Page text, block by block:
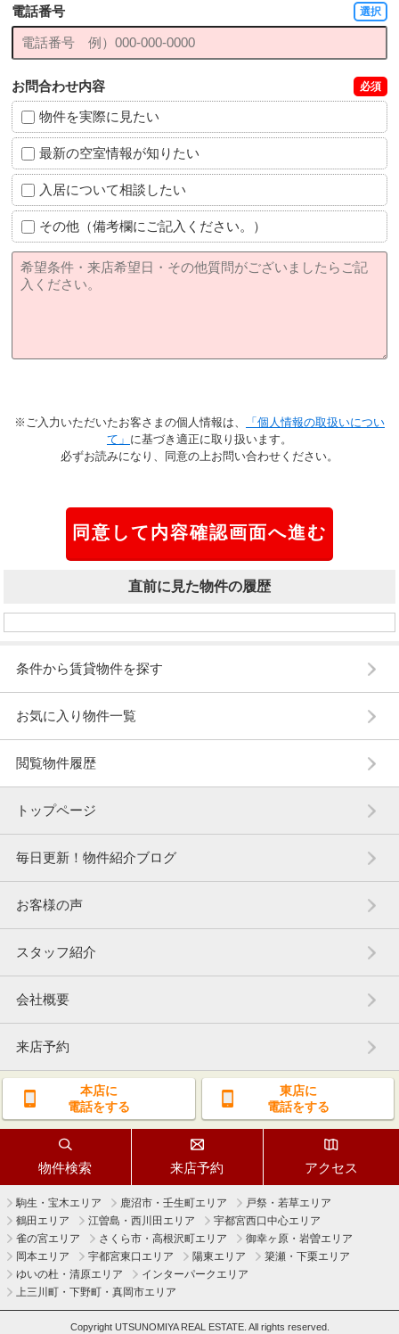
電話番号 選択
お問合わせ内容 必須
物件を実際に見たい
最新の空室情報が知りたい
入居について相談したい
その他（備考欄にご記入ください。）
※ご入力いただいたお客さまの個人情報は、
「個人情報の取扱いについ
て」 に基づき適正に取り扱います。
必ずお読みになり、同意の上お問い合わせください。
直前に見た物件の履歴
条件から賃貸物件を探す
お気に入り物件一覧
閲覧物件履歴
トップページ
毎日更新！物件紹介ブログ
お客様の声
スタッフ紹介
会社概要
来店予約
本店に
電話をする
東店に
電話をする
物件検索 来店予約 アクセス
駒生・宝木エリア 鹿沼市・壬生町エリア
戸祭・若草エリア
鶴田エリア
江曽島・西川田エリア
宇都宮西口中心エリア
雀の宮エリア
さくら市・高根沢町エリア
御幸ヶ原・岩曽エリア
岡本エリア
宇都宮東口エリア 陽東エリア
簗瀬・下栗エリア
ゆいの杜・清原エリア
インターパークエリア
上三川町・下野町・真岡市エリア
Copyright UTSUNOMIYA REAL ESTATE. All rights reserved.